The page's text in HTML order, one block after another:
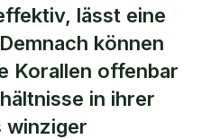
lässt eine
können
Korallen offenbar
in ihrer
winziger